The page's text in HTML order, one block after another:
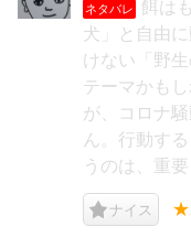
ネタバレ
餌は
犬」と自由
けない「野
テーマかも
が、コロナ
ん。行動す
うのは、重
ナイス